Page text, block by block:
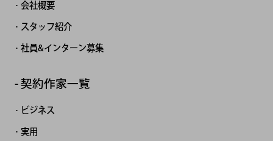
会社概要
スタッフ紹介
社員&インターン募集
契約作家一覧
ビジネス
実用